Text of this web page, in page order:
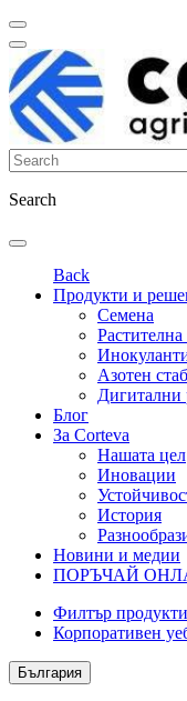
Search
Back
Продукти и
Семена
Азотен
Дигитални
Блог
За Corteva
Нашата цел
Иновации
История
Новини и медии
ПОРЪЧАЙ
Филтър продукти
Корпоративен
България